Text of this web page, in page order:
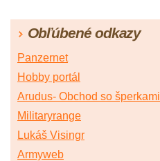
Obľúbené odkazy
Panzernet
Hobby portál
Arudus- Obchod so šperkami
Militaryrange
Lukáš Visingr
Armyweb